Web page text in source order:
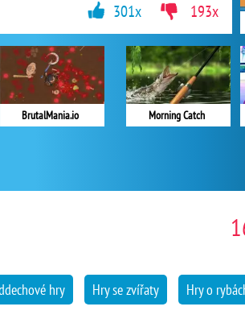
BrutalMania.io Morning Catch
301x 193x
hry Hry se zvířaty Hry o